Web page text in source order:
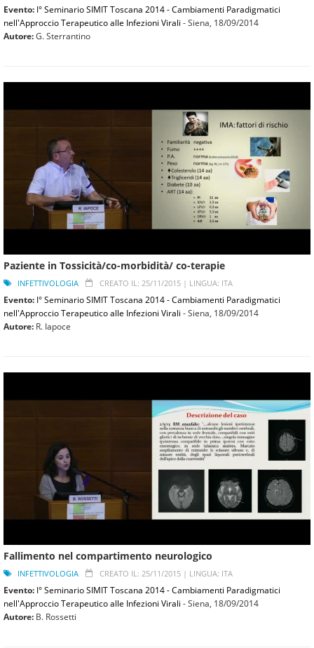
Evento: I° Seminario SIMIT Toscana 2014 - Cambiamenti Paradigmatici
nell'Approccio Terapeutico alle Infezioni Virali - Siena, 18/09/2014
Autore:G. Sterrantino
Paziente in Tossicità/co-morbidità/ co-terapie
INFETTIVOLOGIA CREATO IL: 25/11/2015 | LINGUA: ITA
Evento: I° Seminario SIMIT Toscana 2014 - Cambiamenti Paradigmatici
nell'Approccio Terapeutico alle Infezioni Virali - Siena, 18/09/2014
Autore: R. Iapoce
Fallimento nel compartimento neurologico
INFETTIVOLOGIA CREATO IL: 25/11/2015 | LINGUA: ITA
Evento: I° Seminario SIMIT Toscana 2014 - Cambiamenti Paradigmatici
nell'Approccio Terapeutico alle Infezioni Virali - Siena, 18/09/2014
Autore: B. Rossetti